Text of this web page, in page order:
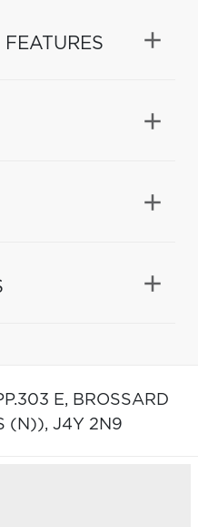
E, BROSSARD
(N)), J4Y 2N9